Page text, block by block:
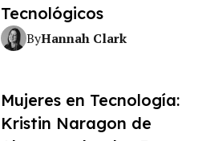
Tecnológicos
ByHannah Clark
Mujeres en Tecnología:
Kristin Naragon de